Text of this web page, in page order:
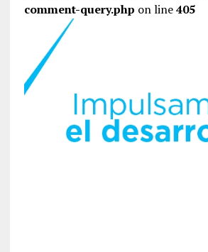
comment-query.php on line405